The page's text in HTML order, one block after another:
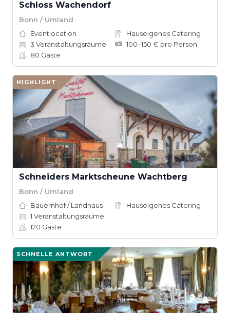
Schloss Wachendorf
Bonn / Umland
Eventlocation
Hauseigenes Catering
3 Veranstaltungsräume
100–150 € pro Person
80 Gäste
HIGHLIGHT
Schneiders Marktscheune Wachtberg
Bonn / Umland
Bauernhof / Landhaus
Hauseigenes Catering
1 Veranstaltungsräume
120 Gäste
SCHNELLE ANTWORT